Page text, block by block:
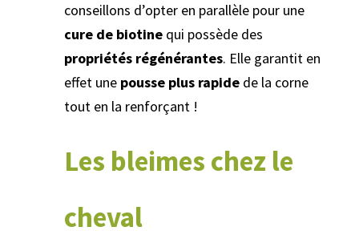
conseillons d’opter en parallèle pour une
cure de biotine qui possède des
propriétés régénérantes. Elle garantit en
effet une pousse plus rapide de la corne
tout en la renforçant !
Les bleimes chez le
cheval